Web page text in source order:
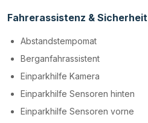
Fahrerassistenz & Sicherheit
Abstandstempomat
Berganfahrassistent
Einparkhilfe Kamera
Einparkhilfe Sensoren hinten
Einparkhilfe Sensoren vorne